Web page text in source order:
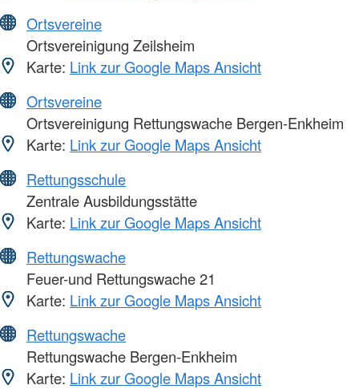
Ortsvereine
Ortsvereinigung Zeilsheim
Karte: Link zur Google Maps Ansicht
Ortsvereine
Ortsvereinigung Rettungswache Bergen-Enkheim
Karte: Link zur Google Maps Ansicht
Rettungsschule
Zentrale Ausbildungsstätte
Karte: Link zur Google Maps Ansicht
Rettungswache
Feuer-und Rettungswache 21
Karte: Link zur Google Maps Ansicht
Rettungswache
Rettungswache Bergen-Enkheim
Karte: Link zur Google Maps Ansicht